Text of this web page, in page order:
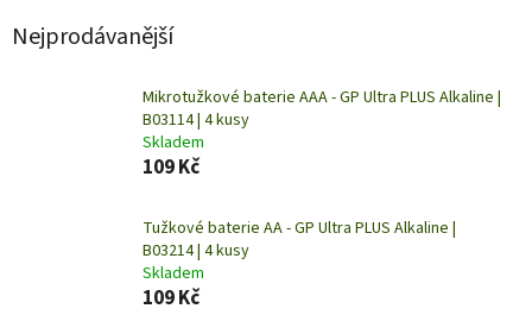
Nejprodávanější
Mikrotužkové baterie AAA - GP Ultra PLUS Alkaline |
B03114 | 4 kusy
Skladem
109 Kč
Tužkové baterie AA - GP Ultra PLUS Alkaline |
B03214 | 4 kusy
Skladem
109 Kč